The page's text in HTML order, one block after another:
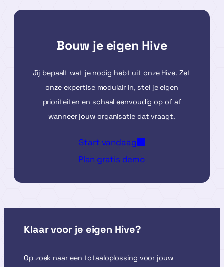
Bouw je eigen Hive
Jij bepaalt wat je nodig hebt uit onze Hive. Zet
onze expertise modulair in, stel je eigen
prioriteiten en schaal eenvoudig op of af
wanneer jouw organisatie dat vraagt.
Start vandaag
Plan gratis demo
Klaar voor je eigen Hive?
Op zoek naar een totaaloplossing voor jouw